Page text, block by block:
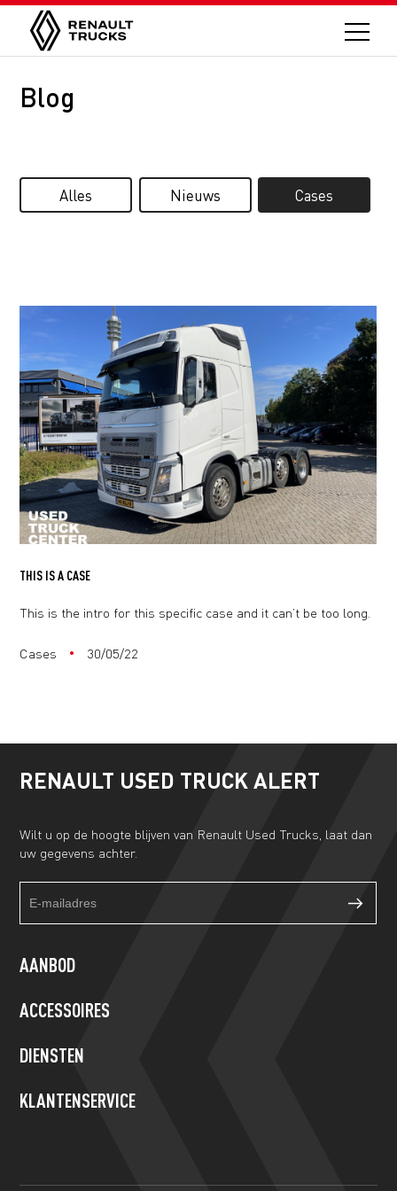
Blog
Alles Nieuws Cases
THIS IS A CASE
This is the intro for this specific case and it can’t be too long.
Cases 30/05/22
RENAULT USED TRUCK ALERT
Wilt u op de hoogte blijven van Renault Used Trucks, laat dan
uw gegevens achter.
footer
human,
leave
field
AANBOD
ACCESSOIRES
DIENSTEN
KLANTENSERVICE